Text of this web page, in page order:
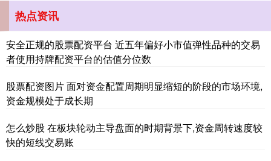
深证成指 14110.12 -34.08 -0.24%
热点资讯
安全正规的股票配资平台 近五年偏好小市值弹性品种的交易
者使用持牌配资平台的估值分位数
股票配资图片 面对资金配置周期明显缩短的阶段的市场环境,
资金规模处于成长期
怎么炒股 在板块轮动主导盘面的时期背景下,资金周转速度较
快的短线交易账